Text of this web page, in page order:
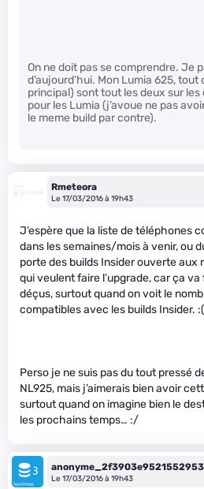
On ne doit pas se comprendre. Je
d’aujourd’hui. Mon Lumia 625,
principal) sont tout les deux sur
pour les Lumia (j’avoue ne pas
le meme build par contre).
Rmeteora
Le 17/03/2016 à 19h43
J’espère que la liste de téléphones
dans les semaines/mois à venir, ou
porte des builds Insider ouverte aux
qui veulent faire l’upgrade, car ça
déçus, surtout quand on voit le
compatibles avec les builds Insider. :(
Perso je ne suis pas du tout pressé
NL925, mais j’aimerais bien avoir
surtout quand on imagine bien le
les prochains temps… :/
Le 17/03/2016 à 19h43